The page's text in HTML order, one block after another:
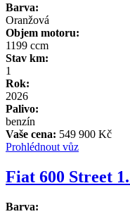
Barva:
Oranžová
Objem motoru:
1199 ccm
Stav km:
1
Rok:
2026
Palivo:
benzín
Vaše cena: 549 900 Kč
Prohlédnout vůz
Fiat 600 Street
Barva: